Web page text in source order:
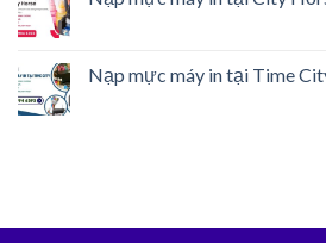
Nạp mực máy in tại Time